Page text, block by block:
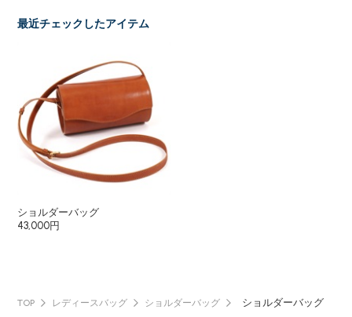
最近チェックしたアイテム
ショルダーバッグ
43,000円
TOP レディースバッグ ショルダーバッグ ショルダーバッグ